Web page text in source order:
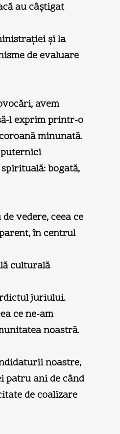
au câştigat
şi la
de evaluare
avem
l exprim printr-o
minunată.
puternici
bogată,
vedere, ceea ce
în centrul
culturală
juriului.
ce ne-am
noastră.
noastre,
patru ani de când
de coalizare